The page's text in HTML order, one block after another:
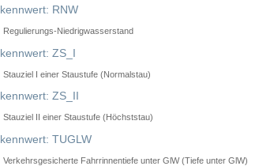
RNW
Regulierungs-Niedrigwasserstand
ZS_I
Stauziel I einer Staustufe (Normalstau)
ZS_II
Stauziel II einer Staustufe (Höchststau)
TUGLW
Verkehrsgesicherte Fahrrinnentiefe unter GlW (Tiefe unter GlW)